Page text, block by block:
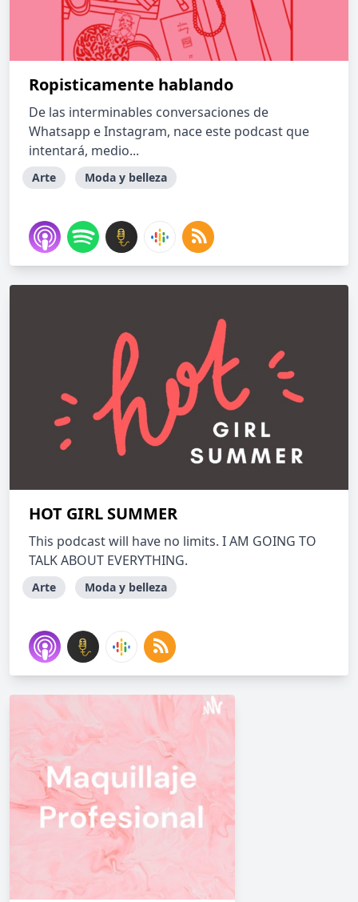
Ropisticamente hablando
De las interminables conversaciones de
Whatsapp e Instagram, nace este podcast que
intentará, medio...
Arte Moda y belleza
HOT GIRL SUMMER
This podcast will have no limits. I AM GOING TO
TALK ABOUT EVERYTHING.
Arte Moda y belleza